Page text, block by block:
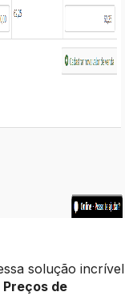
solução incrível
de